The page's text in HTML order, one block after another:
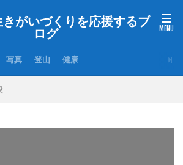
がいづくりを応援するブ
ログ
写真 登山 健康